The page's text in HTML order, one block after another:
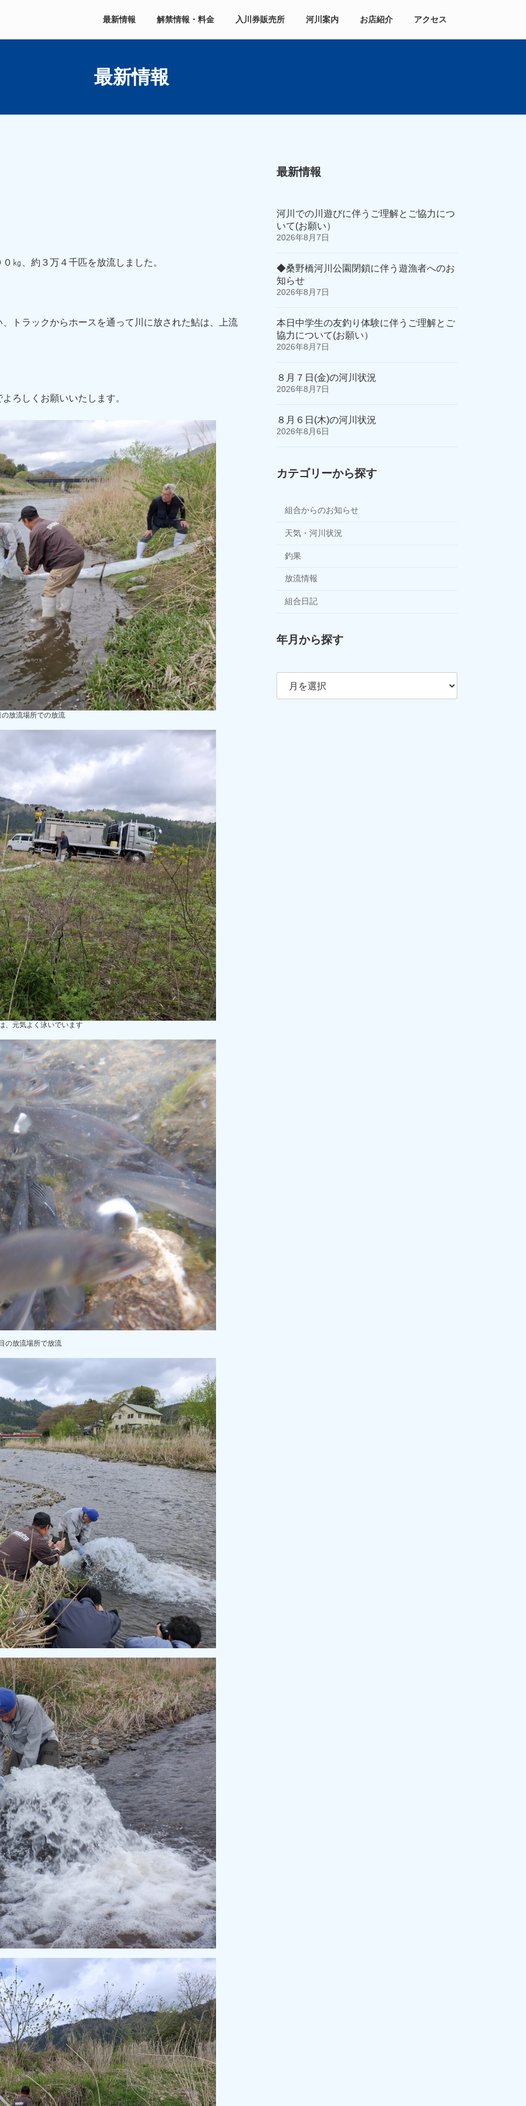
最新情報 解禁情報・料金 入川券販売所 河川案内 お店紹介 アクセス
最新情報
㎏、約３万４千匹を放流しました。
トラックからホースを通って川に放された鮎は、上流
ろしくお願いいたします。
放流場所での放流
、元気よく泳いでいます
の放流場所で放流
最新情報
河川での川遊びに伴うご理解とご協力につ
いて(お願い）
2026年8月7日
◆桑野橋河川公園閉鎖に伴う遊漁者へのお
知らせ
2026年8月7日
本日中学生の友釣り体験に伴うご理解とご
協力について(お願い）
2026年8月7日
８月７日(金)の河川状況
2026年8月7日
８月６日(木)の河川状況
2026年8月6日
カテゴリーから探す
組合からのお知らせ
天気・河川状況
釣果
放流情報
組合日記
年月から探す
ア
カ